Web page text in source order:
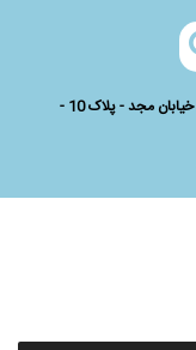
آدرس: تهران - سعادت آباد - میدان کاج - سرو شرقی - خیابان مجد - پلاک 10 -